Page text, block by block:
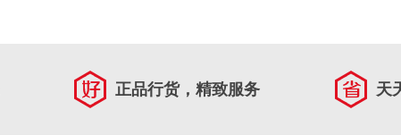
正品行货，精致服务 天